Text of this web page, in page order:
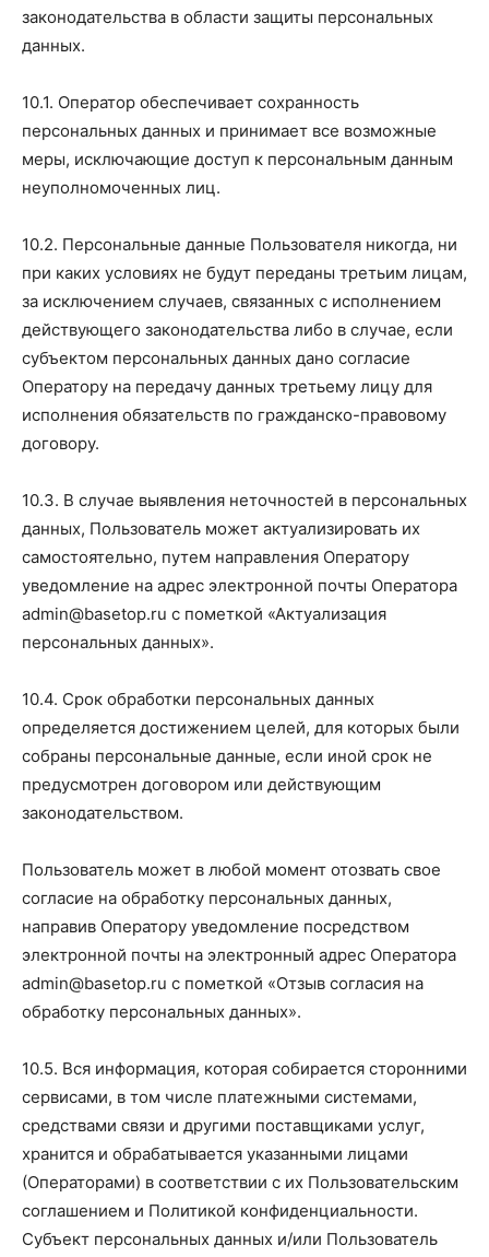
законодательства в области защиты персональных
данных.
10.1. Оператор обеспечивает сохранность
персональных данных и принимает все возможные
меры, исключающие доступ к персональным данным
неуполномоченных лиц.
10.2. Персональные данные Пользователя никогда, ни
при каких условиях не будут переданы третьим лицам,
за исключением случаев, связанных с исполнением
действующего законодательства либо в случае, если
субъектом персональных данных дано согласие
Оператору на передачу данных третьему лицу для
исполнения обязательств по гражданско-правовому
договору.
10.3. В случае выявления неточностей в персональных
данных, Пользователь может актуализировать их
самостоятельно, путем направления Оператору
уведомление на адрес электронной почты Оператора
admin@basetop.ru с пометкой «Актуализация
персональных данных».
10.4. Срок обработки персональных данных
определяется достижением целей, для которых были
собраны персональные данные, если иной срок не
предусмотрен договором или действующим
законодательством.
Пользователь может в любой момент отозвать свое
согласие на обработку персональных данных,
направив Оператору уведомление посредством
электронной почты на электронный адрес Оператора
admin@basetop.ru с пометкой «Отзыв согласия на
обработку персональных данных».
10.5. Вся информация, которая собирается сторонними
сервисами, в том числе платежными системами,
средствами связи и другими поставщиками услуг,
хранится и обрабатывается указанными лицами
(Операторами) в соответствии с их Пользовательским
соглашением и Политикой конфиденциальности.
Субъект персональных данных и/или Пользователь